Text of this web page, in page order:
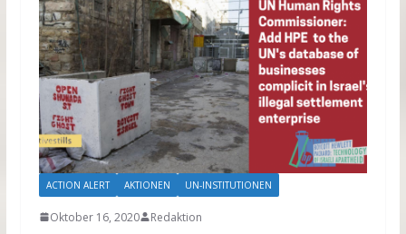
ACTION ALERT AKTIONEN UN-INSTITUTIONEN
Oktober 16, 2020 Redaktion